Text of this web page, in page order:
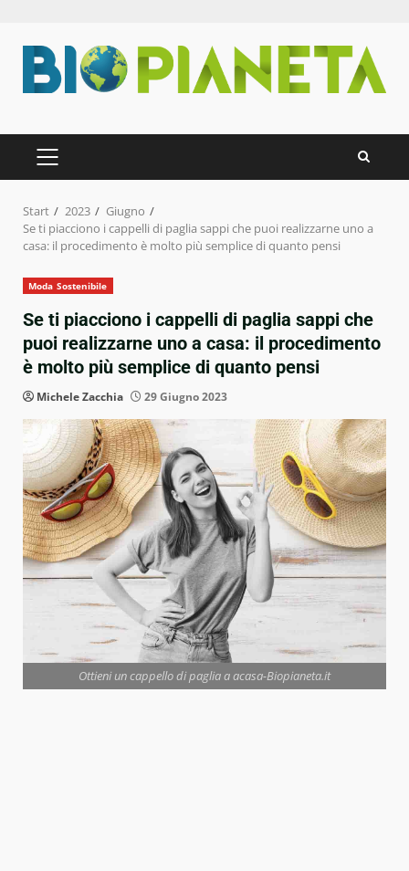
Inhalt
springen
PRIMÄRES
MENÜ
Start 2023
Giugno
Se ti piacciono i cappelli di paglia sappi che puoi realizzarne uno a
casa: il procedimento è molto più semplice di quanto pensi
Moda Sostenibile
Se ti piacciono i cappelli di paglia sappi che
puoi realizzarne uno a casa: il procedimento
è molto più semplice di quanto pensi
Michele Zacchia 29 Giugno 2023
Ottieni un cappello di paglia a acasa-Biopianeta.it